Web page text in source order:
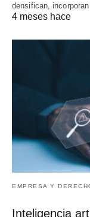
densifican,
4 meses hace
EMPRESA Y
Inteligencia